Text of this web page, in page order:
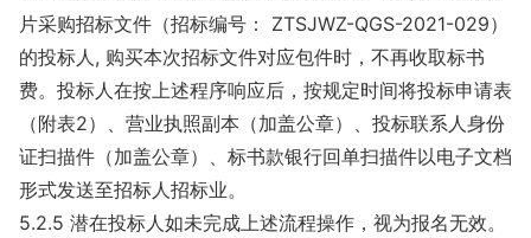
片采购招标文件（招标编号： ZTSJWZ-QGS-2021-029）
的投标人, 购买本次招标文件对应包件时，不再收取标书
费。投标人在按上述程序响应后，按规定时间将投标申请表
（附表2）、营业执照副本（加盖公章）、投标联系人身份
证扫描件（加盖公章）、标书款银行回单扫描件以电子文档
形式发送至招标人招标业。
5.2.5 潜在投标人如未完成上述流程操作，视为报名无效。